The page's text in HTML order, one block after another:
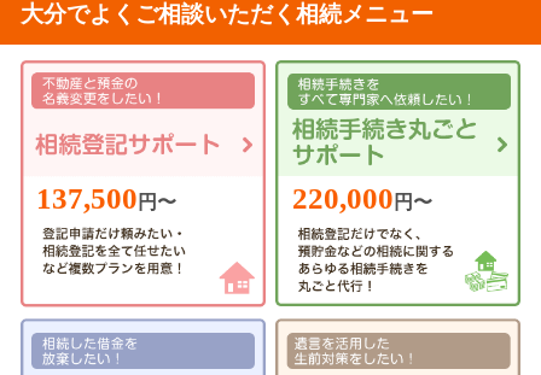
大分でよくご相談いただく相続メニュー
137,500 円〜 220,000 円〜